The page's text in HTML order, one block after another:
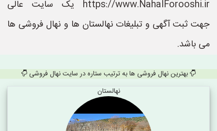
https://www.NahalForooshi.ir یک سایت عالی
جهت ثبت آگهی و تبلیغات نهالستان ها و نهال فروشی ها
می باشد.
بهترین نهال فروشی ها به ترتیب ستاره در سایت نهال فروشی
نهالستان